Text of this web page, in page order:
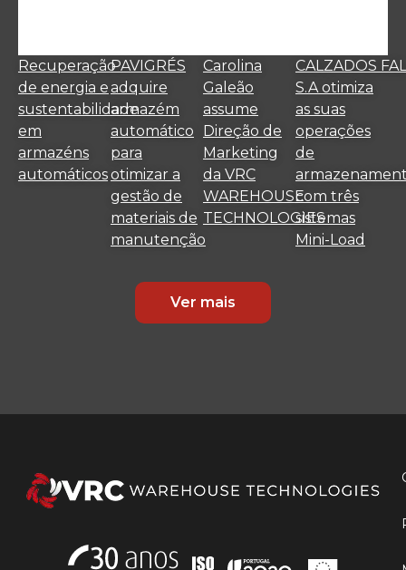
Recuperação
de energia e
sustentabilidade
em
armazéns
automáticos
PAVIGRÉS
adquire
armazém
automático
para
otimizar a
gestão de
materiais de
manutenção
Carolina
Galeão
assume
Direção de
Marketing
da VRC
WAREHOUSE
TECHNOLOGIES
CALZADOS FAL
S.A otimiza
as suas
operações
de
com três
sistemas
Mini-Load
Ver mais